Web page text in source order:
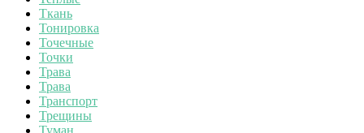
Ткань
Тонировка
Точечные
Точки
Трава
Трава
Транспорт
Трещины
Туман